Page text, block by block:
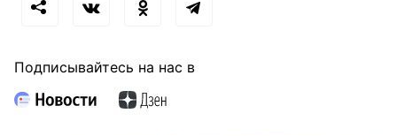
Подписывайтесь на нас в